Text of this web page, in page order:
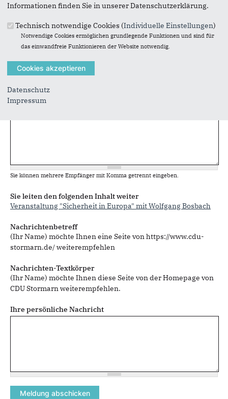
Das mit * gekennzeichnete Feld ist ein Pflichtfeld.
Eigene E-Mail-Adresse *
Eigener Name*
Senden an
Sie können mehrere Empfänger mit Komma getrennt eingeben.
Sie leiten den folgenden Inhalt weiter
Veranstaltung "Sicherheit in Europa" mit Wolfgang Bosbach
Nachrichtenbetreff
(Ihr Name) möchte Ihnen eine Seite von https://www.cdu-
stormarn.de/ weiterempfehlen
Nachrichten-Textkörper
(Ihr Name) möchte Ihnen diese Seite von der Homepage von
CDU Stormarn weiterempfehlen.
Ihre persönliche Nachricht
Informationen finden Sie in unserer Datenschutzerklärung.
Technisch notwendige Cookies (Individuelle Einstellungen)
Notwendige Cookies ermöglichen grundlegende Funktionen und sind für
das einwandfreie Funktionieren der Website notwendig.
Datenschutz
Impressum